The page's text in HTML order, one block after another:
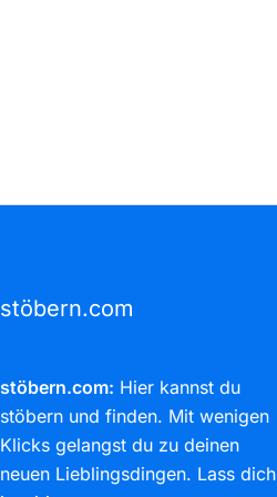
stöbern.com
stöbern.com: Hier kannst du
stöbern und finden. Mit wenigen
Klicks gelangst du zu deinen
neuen Lieblingsdingen. Lass dich